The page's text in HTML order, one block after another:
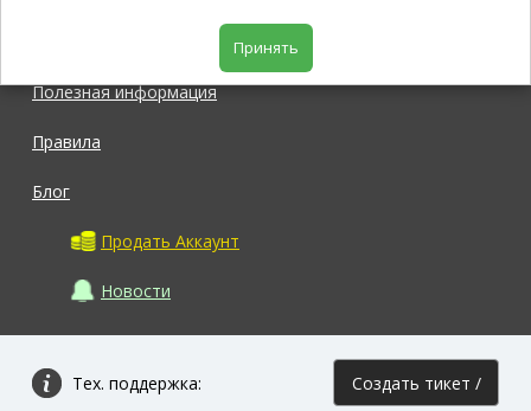
Полезная информация
Правила
Блог
Продать Аккаунт
Новости
Тех. поддержка:
Создать тикет /
Принять